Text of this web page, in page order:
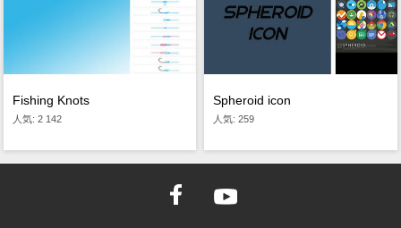
Fishing Knots
人気: 2 142
Spheroid icon
人気: 259